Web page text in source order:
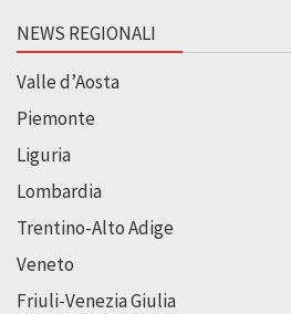
NEWS REGIONALI
Valle d’Aosta
Piemonte
Liguria
Lombardia
Trentino-Alto Adige
Veneto
Friuli-Venezia Giulia